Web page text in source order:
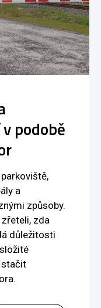
podobě
a
způsoby.
zda
důležitosti
stačit